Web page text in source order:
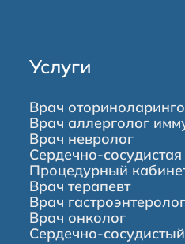
Услуги
Врач
Врач аллерголог
Врач невролог
Сердечно-сосудистая
Процедурный
Врач терапевт
Врач гастроэнтеролог
Врач онколог
Сердечно-